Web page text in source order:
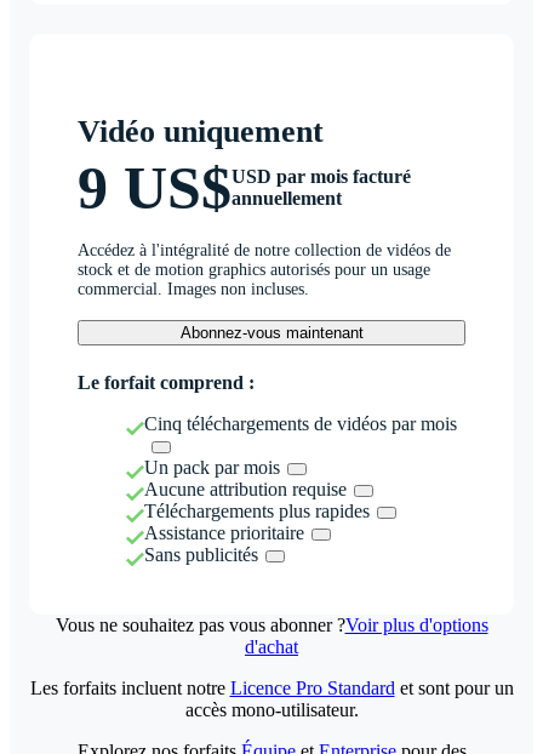
Vidéo uniquement
9 US$USD par mois facturé
annuellement
Accédez à l'intégralité de notre collection de vidéos de
stock et de motion graphics autorisés pour un usage
commercial. Images non incluses.
Abonnez-vous maintenant
Le forfait comprend :
Cinq téléchargements de vidéos par mois
Un pack par mois
Aucune attribution requise
Téléchargements plus rapides
Assistance prioritaire
Sans publicités
Vous ne souhaitez pas vous abonner ?Voir plus d'options
d'achat
Les forfaits incluent notre Licence Pro Standard et sont pour un
accès mono-utilisateur.